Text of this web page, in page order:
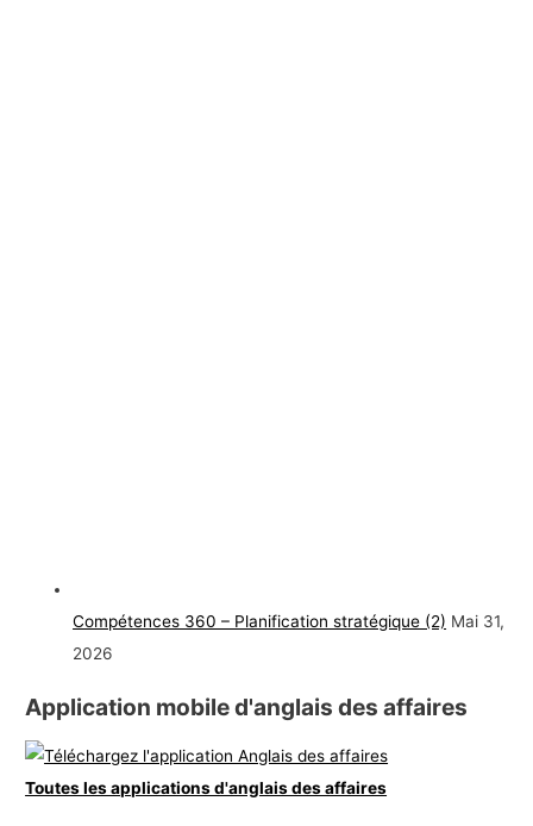
Compétences 360 – Planification stratégique (2) Mai 31,
2026
Application mobile d'anglais des affaires
Toutes les applications d'anglais des affaires